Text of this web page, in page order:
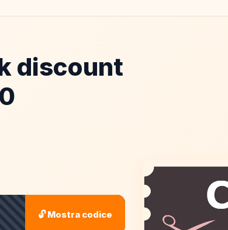
discount
🔓 Mostra codice